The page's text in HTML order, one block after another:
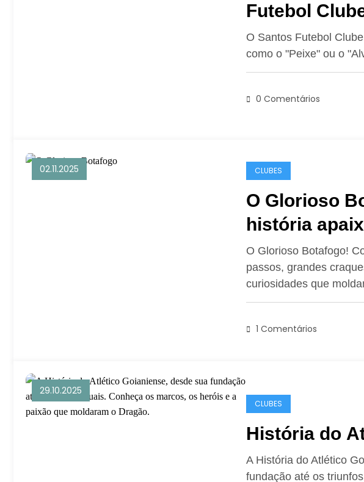
Futebol
O Santos Futebol
como o "Peixe" ou o
0 Comentários
02.11.2025 CLUBES
O Glorioso
história
O Glorioso Botafogo!
passos, grandes
curiosidades que
1 Comentários
29.10.2025
CLUBES
História do
A História do Atlético
fundação até os